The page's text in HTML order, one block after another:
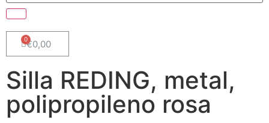
€0,00
Silla REDING, metal,
polipropileno rosa